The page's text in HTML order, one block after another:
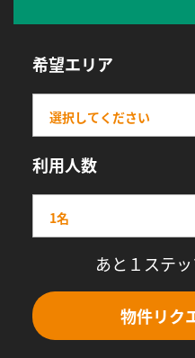
希望エリア
利用人数
あと１ステ
物件リク